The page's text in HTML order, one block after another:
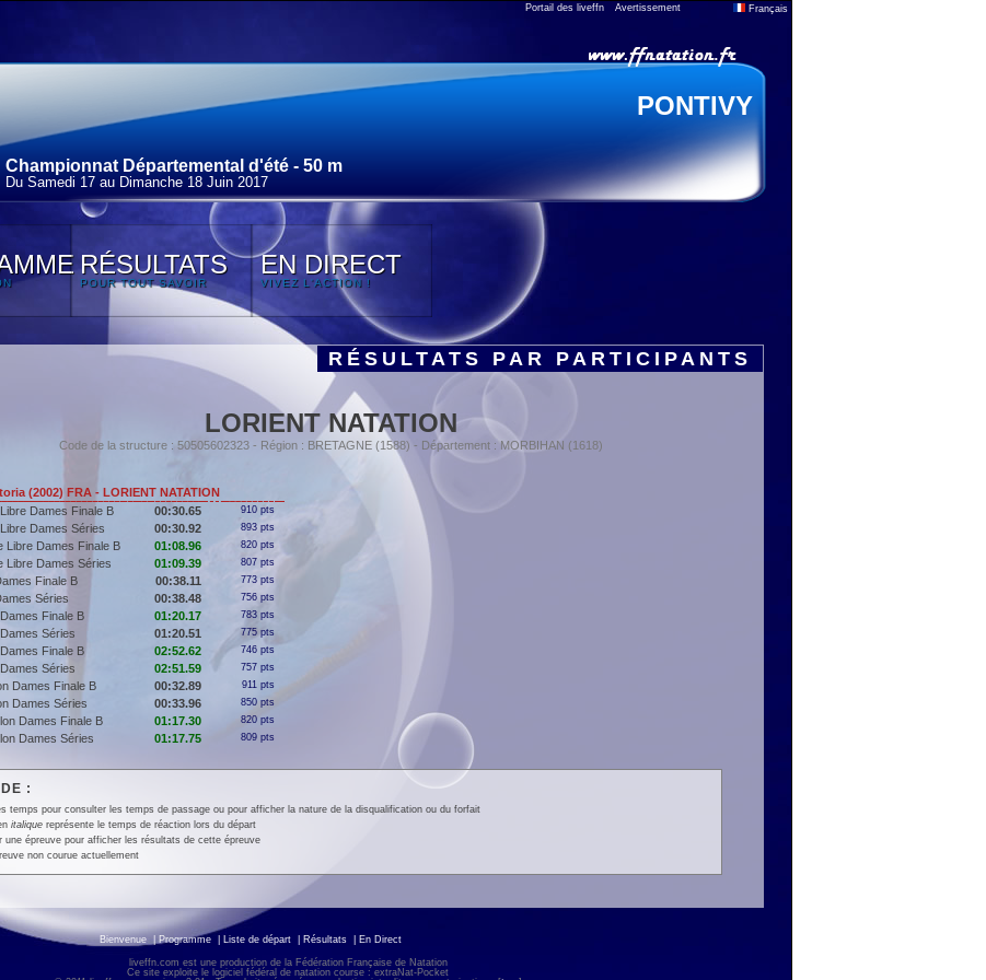
Portail des liveffn Avertissement Français
PONTIVY
Championnat Départemental d'été - 50 m
Du Samedi 17 au Dimanche 18 Juin 2017
RÉSULTATS
POUR TOUT SAVOIR
EN DIRECT
VIVEZ L'ACTION !
RÉSULTATS PAR PARTICIPANTS
LORIENT NATATION
Code de la structure : 50505602323 - Région : BRETAGNE (1588) - Département : MORBIHAN (1618)
(2002) FRA - LORIENT NATATION
Dames Finale B 00:30.65 910 pts
Dames Séries 00:30.92 893 pts
Libre Dames Finale B 01:08.96 820 pts
Libre Dames Séries 01:09.39 807 pts
Finale B 00:38.11 773 pts
Séries 00:38.48 756 pts
Finale B 01:20.17 783 pts
Séries 01:20.51 775 pts
Finale B 02:52.62 746 pts
Séries 02:51.59 757 pts
Dames Finale B 00:32.89 911 pts
Dames Séries 00:33.96 850 pts
Dames Finale B 01:17.30 820 pts
Dames Séries 01:17.75 809 pts
:
temps pour consulter les temps de passage ou pour afficher la nature de la disqualification ou du forfait
italiquereprésente le temps de réaction lors du départ
une épreuve pour afficher les résultats de cette épreuve
non courue actuellement
Bienvenue Programme Liste de départ Résultats En Direct
liveffn.com est une production de la Fédération Française de Natation
Ce site exploite le logiciel fédéral de natation course : extraNat-Pocket